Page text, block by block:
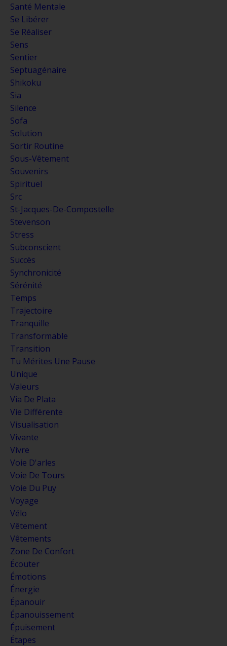
Santé Mentale
Se Libérer
Se Réaliser
Sens
Sentier
Septuagénaire
Shikoku
Sia
Silence
Sofa
Solution
Sortir Routine
Sous-Vêtement
Souvenirs
Spirituel
Src
St-Jacques-De-Compostelle
Stevenson
Stress
Subconscient
Succès
Synchronicité
Sérénité
Temps
Trajectoire
Tranquille
Transformable
Transition
Tu Mérites Une Pause
Unique
Valeurs
Via De Plata
Vie Différente
Visualisation
Vivante
Vivre
Voie D'arles
Voie De Tours
Voie Du Puy
Voyage
Vélo
Vêtement
Vêtements
Zone De Confort
Écouter
Émotions
Énergie
Épanouir
Épanouissement
Épuisement
Étapes